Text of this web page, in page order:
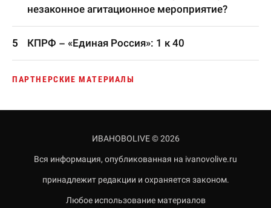
незаконное агитационное мероприятие?
КПРФ – «Единая Россия»: 1 к 40
ПАРТНЕРСКИЕ МАТЕРИАЛЫ
ИВАНОВОLIVE © 2026
Вся информация, опубликованная на ivanovolive.ru
принадлежит редакции и охраняется законом.
Любое использование материалов